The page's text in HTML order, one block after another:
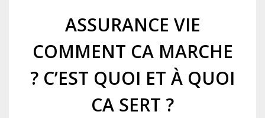
ASSURANCE VIE
COMMENT CA MARCHE
? C’EST QUOI ET À QUOI
CA SERT ?